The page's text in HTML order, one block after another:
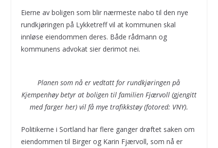
Eierne av boligen som blir nærmeste nabo til den nye
rundkjøringen på Lykketreff vil at kommunen skal
innløse eiendommen deres. Både rådmann og
kommunens advokat sier derimot nei.
Planen som nå er vedtatt for rundkjøringen på
Kjempenhøy betyr at boligen til familien Fjærvoll (gjengitt
med farger her) vil få mye trafikkstøy (fotored: VNY).
Politikerne i Sortland har flere ganger drøftet saken om
eiendommen til Birger og Karin Fjærvoll, som nå er